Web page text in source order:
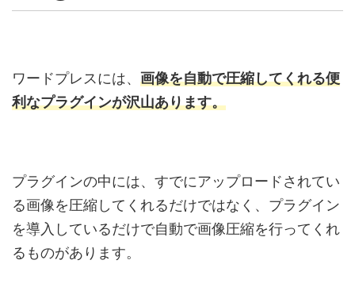
ワードプレスには、 画像を自動で圧縮してくれる便
利なプラグインが沢山あります。
プラグインの中には、すでにアップロードされてい
る画像を圧縮してくれるだけではなく、プラグイン
を導入しているだけで自動で画像圧縮を行ってくれ
るものがあります。